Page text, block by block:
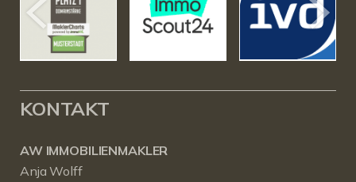
KONTAKT
AW IMMOBILIENMAKLER
Anja Wolff